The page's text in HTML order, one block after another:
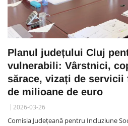
Planul județului Cluj
vulnerabili: Vârstnici,
sărace, vizați de servicii
de milioane de euro
2026-03-26
Comisia Județeană pentru Incluziune